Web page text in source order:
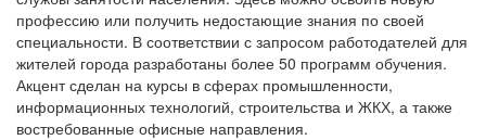
профессию или получить недостающие знания по своей
специальности. В соответствии с запросом работодателей для
жителей города разработаны более 50 программ обучения.
Акцент сделан на курсы в сферах промышленности,
информационных технологий, строительства и ЖКХ, а также
востребованные офисные направления.